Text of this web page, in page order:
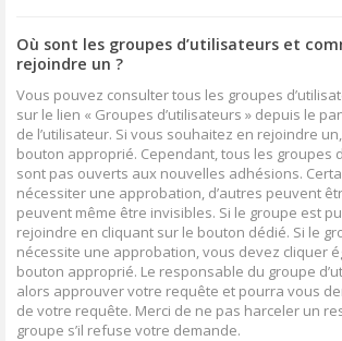
Où sont les groupes d’utilisateurs et
rejoindre un ?
Vous pouvez consulter tous les groupes
sur le lien « Groupes d’utilisateurs » depuis le
de l’utilisateur. Si vous souhaitez en rejoindre
bouton approprié. Cependant, tous les groupes
sont pas ouverts aux nouvelles adhésions.
nécessiter une approbation, d’autres peuvent
peuvent même être invisibles. Si le groupe est
rejoindre en cliquant sur le bouton dédié. Si le
nécessite une approbation, vous devez cliquer
bouton approprié. Le responsable du groupe
alors approuver votre requête et pourra vous
de votre requête. Merci de ne pas harceler un
groupe s’il refuse votre demande.